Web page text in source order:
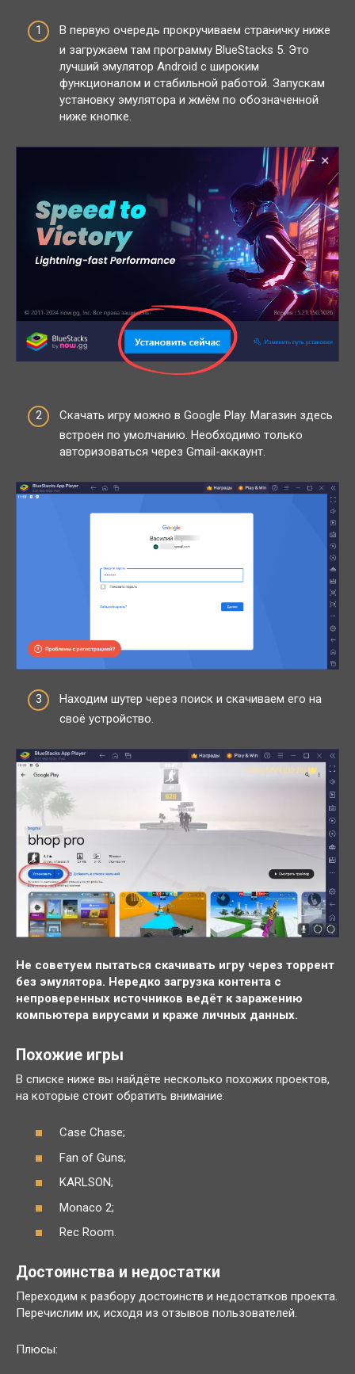
В первую очередь прокручиваем страничку ниже
и загружаем там программу BlueStacks 5. Это
лучший эмулятор Android с широким
функционалом и стабильной работой. Запускам
установку эмулятора и жмём по обозначенной
ниже кнопке.
Скачать игру можно в Google Play. Магазин здесь
встроен по умолчанию. Необходимо только
авторизоваться через Gmail-аккаунт.
Находим шутер через поиск и скачиваем его на
своё устройство.
Не советуем пытаться скачивать игру через торрент
без эмулятора. Нередко загрузка контента с
непроверенных источников ведёт к заражению
компьютера вирусами и краже личных данных.
Похожие игры
В списке ниже вы найдёте несколько похожих проектов,
на которые стоит обратить внимание:
Case Chase;
Fan of Guns;
KARLSON;
Monaco 2;
Rec Room.
Достоинства и недостатки
Переходим к разбору достоинств и недостатков проекта.
Перечислим их, исходя из отзывов пользователей.
Плюсы: